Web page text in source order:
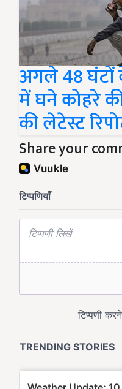
अगले 48 घंटों
में घने कोहरे
की लेटेस्ट
Share your